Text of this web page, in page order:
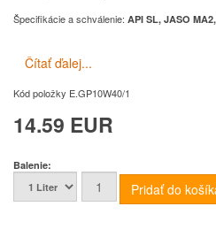
Špecifikácie a schválenie: API SL, JASO
Čítať ďalej...
Kód položky E.GP10W40/1
14.59 EUR
Balenie: